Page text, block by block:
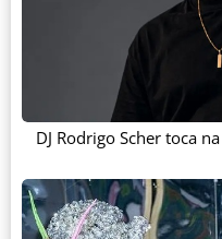
DJ Rodrigo Scher toca